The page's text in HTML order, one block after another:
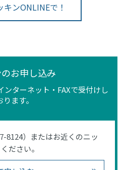
ンONLINEで！
お申し込み
ンターネット・FAXで受付けし
ります。
8124）またはお近くのニッ
ださい。